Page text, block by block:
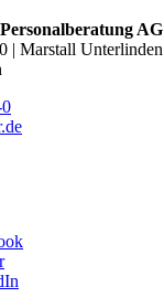
AG
| Marstall Unterlinden